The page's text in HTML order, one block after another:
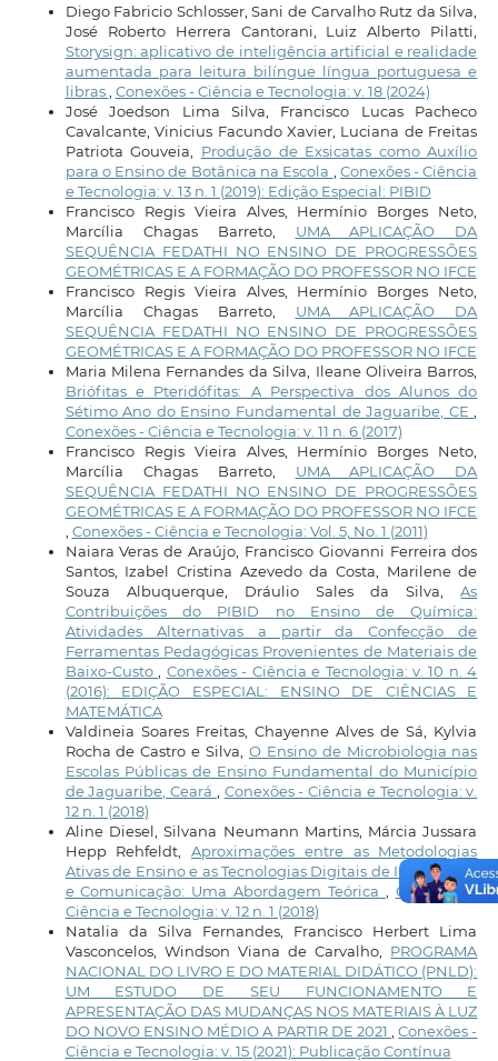
Diego Fabricio Schlosser, Sani de Carvalho Rutz da Silva,
José Roberto Herrera Cantorani, Luiz Alberto Pilatti,
Storysign: aplicativo de inteligência artificial e realidade
aumentada para leitura bilíngue língua portuguesa e
libras Conexões - Ciência e Tecnologia: v. 18 (2024)
José Joedson Lima Silva, Francisco Lucas Pacheco
Cavalcante, Vinicius Facundo Xavier, Luciana de Freitas
Patriota Gouveia, Produção de Exsicatas como Auxílio
para o Ensino de Botânica na Escola
Conexões - Ciência
e Tecnologia: v. 13 n. 1 (2019): Edição Especial: PIBID
Francisco Regis Vieira Alves, Hermínio Borges Neto,
Marcília Chagas Barreto, UMA APLICAÇÃO DA
SEQUÊNCIA FEDATHI NO ENSINO DE PROGRESSÕES
GEOMÉTRICAS E A FORMAÇÃO DO PROFESSOR NO IFCE
Francisco Regis Vieira Alves, Hermínio Borges Neto,
Marcília Chagas Barreto, UMA APLICAÇÃO DA
SEQUÊNCIA FEDATHI NO ENSINO DE PROGRESSÕES
GEOMÉTRICAS E A FORMAÇÃO DO PROFESSOR NO IFCE
Maria Milena Fernandes da Silva, Ileane Oliveira Barros,
Briófitas e Pteridófitas: A Perspectiva dos Alunos do
Sétimo Ano do Ensino Fundamental de Jaguaribe, CE
Conexões - Ciência e Tecnologia: v. 11 n. 6 (2017)
Francisco Regis Vieira Alves, Hermínio Borges Neto,
Marcília Chagas Barreto, UMA APLICAÇÃO DA
SEQUÊNCIA FEDATHI NO ENSINO DE PROGRESSÕES
GEOMÉTRICAS E A FORMAÇÃO DO PROFESSOR NO IFCE
Conexões - Ciência e Tecnologia: Vol. 5, No. 1 (2011)
Naiara Veras de Araújo, Francisco Giovanni Ferreira dos
Santos, Izabel Cristina Azevedo da Costa, Marilene de
Souza Albuquerque, Dráulio Sales da Silva,As
Contribuições do PIBID no Ensino de Química:
Atividades Alternativas a partir da Confecção de
Ferramentas Pedagógicas Provenientes de Materiais de
Baixo-Custo
Conexões - Ciência e Tecnologia: v. 10 n. 4
(2016): EDIÇÃO ESPECIAL: ENSINO DE CIÊNCIAS E
MATEMÁTICA
Valdineia Soares Freitas, Chayenne Alves de Sá, Kylvia
Rocha de Castro e Silva, O Ensino de Microbiologia nas
Escolas Públicas de Ensino Fundamental do Município
de Jaguaribe, Ceará
Conexões - Ciência e Tecnologia: v.
12 n. 1 (2018)
Aline Diesel, Silvana Neumann Martins, Márcia Jussara
Hepp Rehfeldt,Aproximações entre as Metodologias
Ativas de Ensino e as Tecnologias Digitais de Informação
e Comunicação: Uma Abordagem Teórica
Conexões -
Ciência e Tecnologia: v. 12 n. 1 (2018)
Natalia da Silva Fernandes, Francisco Herbert Lima
Vasconcelos, Windson Viana de Carvalho, PROGRAMA
NACIONAL DO LIVRO E DO MATERIAL DIDÁTICO (PNLD):
UM ESTUDO DE SEU FUNCIONAMENTO E
APRESENTAÇÃO DAS MUDANÇAS NOS MATERIAIS À LUZ
DO NOVO ENSINO MÉDIO A PARTIR DE 2021
,Conexões -
Ciência e Tecnologia: v. 15 (2021): Publicação Contínua